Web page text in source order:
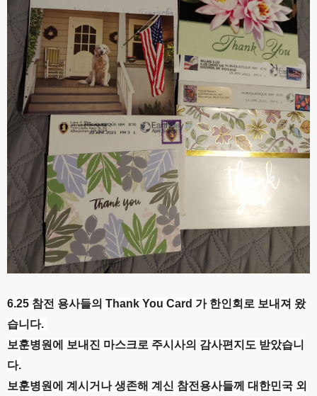
6.25 참전 용사들의 Thank You Card 가 한인회로 보내져 왔
습니다.
보훈병원에 보내진 마스크로 주시사의 감사편지도 받았습니
다.
보훈병원에 계시거나 생존해 계신 참전용사들께 대한민국 외